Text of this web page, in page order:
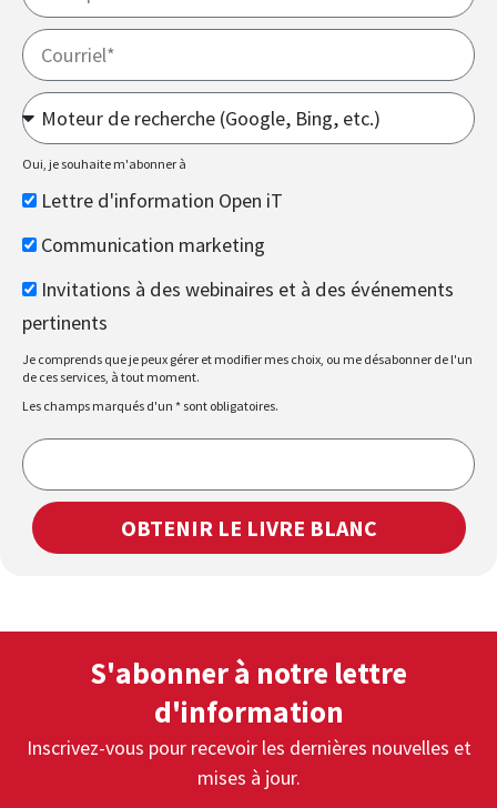
Courriel
Où
avez-
vous
parler
de
?
Oui, je souhaite m'abonner à
Lettre
Open
iT
Lettre d'information Open iT
Communication
Communication marketing
Invitations
des
webinaires
à
des
événements
pertinents
Invitations à des webinaires et à des événements
pertinents
Je comprends que je peux gérer et modifier mes choix, ou me désabonner de l'un
de ces services, à tout moment.
Les champs marqués d'un * sont obligatoires.
OBTENIR LE LIVRE BLANC
S'abonner à notre lettre
d'information
Inscrivez-vous pour recevoir les dernières nouvelles et
mises à jour.